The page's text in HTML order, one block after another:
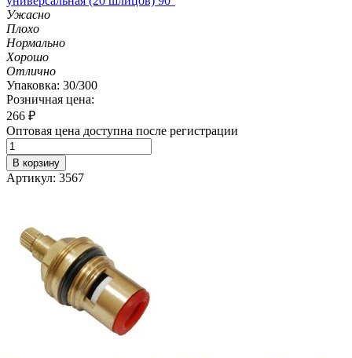
Ужасно
Плохо
Нормально
Хорошо
Отлично
Упаковка: 30/300
Розничная цена:
266 ₽
Оптовая цена доступна после регистрации
В корзину
Артикул: 3567